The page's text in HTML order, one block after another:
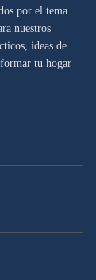
por el tema
nuestros
ideas de
tu hogar